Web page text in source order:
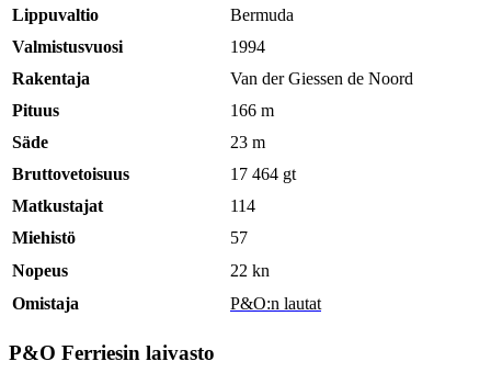
Lippuvaltio
Bermuda
Valmistusvuosi
1994
Rakentaja
Van der Giessen de Noord
Pituus
166 m
Säde
23 m
Bruttovetoisuus
17 464 gt
Matkustajat
114
Miehistö
57
Nopeus
22 kn
Omistaja
P&O:n lautat
P&O Ferriesin laivasto